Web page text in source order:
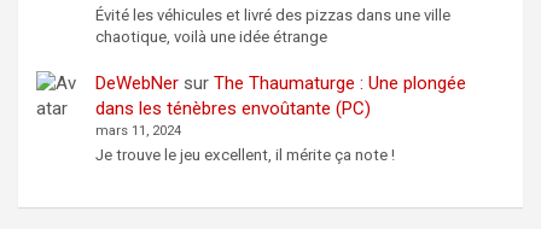
Évité les véhicules et livré des pizzas dans une ville
chaotique, voilà une idée étrange
DeWebNersur The Thaumaturge : Une plongée
dans les ténèbres envoûtante (PC)
mars 11, 2024
Je trouve le jeu excellent, il mérite ça note !